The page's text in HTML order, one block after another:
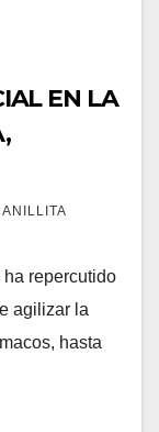
EN LA
repercutido
agilizar la
hasta